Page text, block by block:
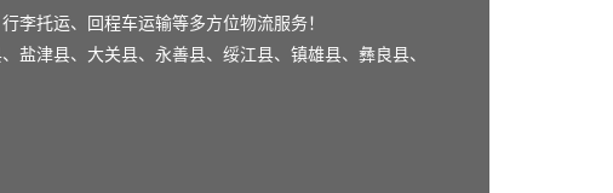
李托运、回程车运输等多方位物流服务！
、 盐津县、 大关县、 永善县、 绥江县、 镇雄县、 彝良县、